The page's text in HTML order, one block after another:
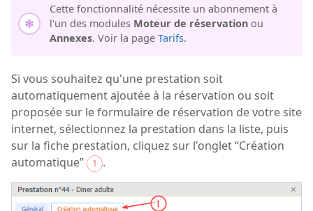
Cette fonctionnalité nécessite un abonnement à
l'un des modules Moteur de réservation ou
Annexes. Voir la page Tarifs.
Si vous souhaitez qu'une prestation soit
automatiquement ajoutée à la réservation ou soit
proposée sur le formulaire de réservation de votre site
internet, sélectionnez la prestation dans la liste, puis
sur la fiche prestation, cliquez sur l'onglet “Création
automatique”
1 .